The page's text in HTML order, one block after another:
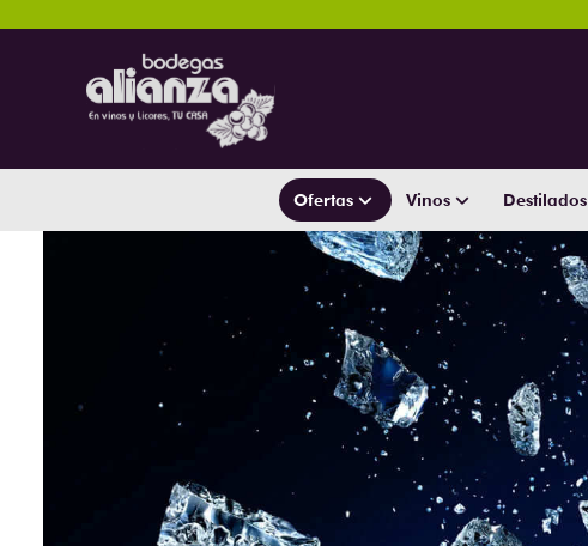
Ofertas Vinos Destilados